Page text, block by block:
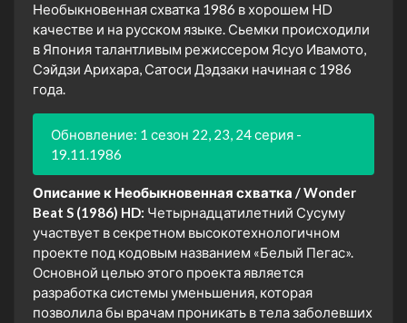
Необыкновенная схватка 1986 в хорошем HD
качестве и на русском языке. Сьемки происходили
в Япония талантливым режиссером Ясуо Ивамото,
Сэйдзи Арихара, Сатоси Дэдзаки начиная с 1986
года.
Обновление: 1 сезон 22, 23, 24 серия -
19.11.1986
Описание к Необыкновенная схватка / Wonder
Beat S (1986) HD: Четырнадцатилетний Сусуму
участвует в секретном высокотехнологичном
проекте под кодовым названием «Белый Пегас».
Основной целью этого проекта является
разработка системы уменьшения, которая
позволила бы врачам проникать в тела заболевших